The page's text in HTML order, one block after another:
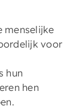
menselijke
voor
hun
hen